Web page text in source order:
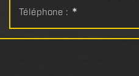
Téléphone : *